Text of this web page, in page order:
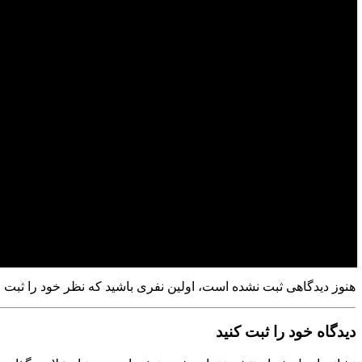
هنوز دیدگاهی ثبت نشده است، اولین نفری باشید که نظر خود را ثبت
دیدگاه خود را ثبت کنید